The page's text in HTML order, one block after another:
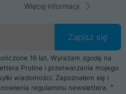
ProLine jest
zakup notebooka albo laptopa w
i pełne bezpieczeństwo.
i części komputerowe
płyty główne, pamięci,
pracownicy pomogą Ci wybrać
oraz obudowę do komputera.
najlepsze na rynku
Więcej informacji
Zapisz się
16 lat. Wyrażam zgodę na
Proline i przetwarzanie mojego
wiadomości. Zapoznałem się i
regulaminu newslettera.